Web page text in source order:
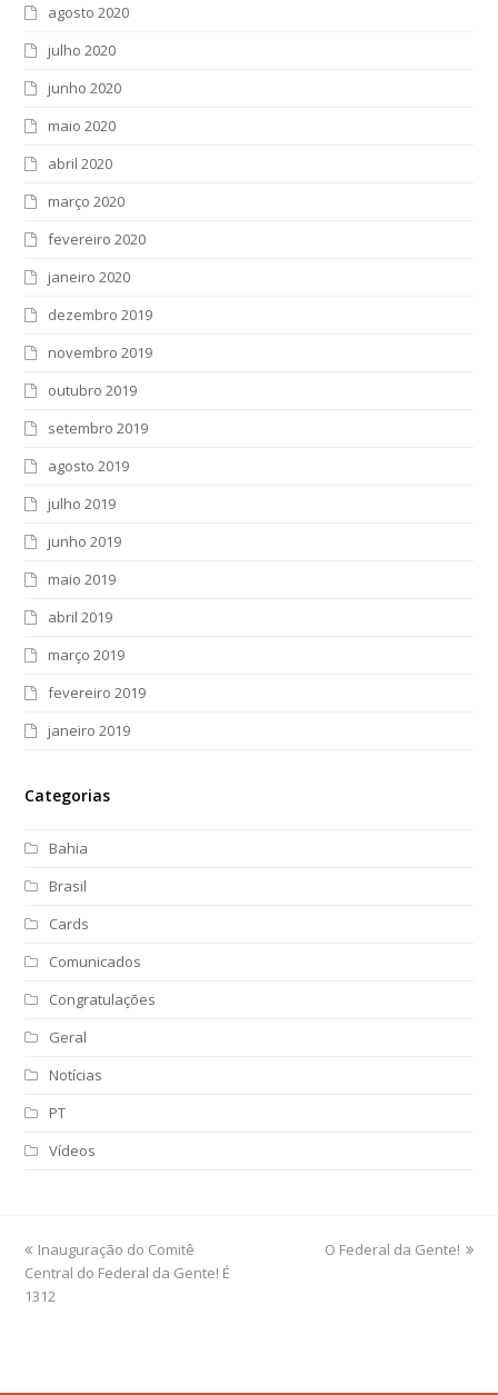
agosto 2020
julho 2020
junho 2020
maio 2020
abril 2020
março 2020
fevereiro 2020
janeiro 2020
dezembro 2019
novembro 2019
outubro 2019
setembro 2019
agosto 2019
julho 2019
junho 2019
maio 2019
abril 2019
março 2019
fevereiro 2019
janeiro 2019
Categorias
Bahia
Brasil
Cards
Comunicados
Congratulações
Geral
Notícias
PT
Vídeos
previous
post:
Inauguração do Comitê
Central do Federal da Gente! É
1312
next
O Federal da Gente!